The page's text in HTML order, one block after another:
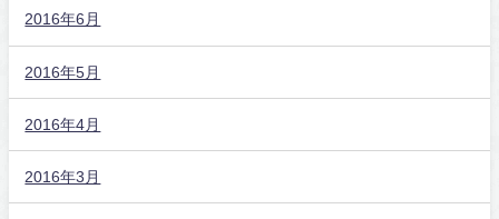
2016年6月
2016年5月
2016年4月
2016年3月